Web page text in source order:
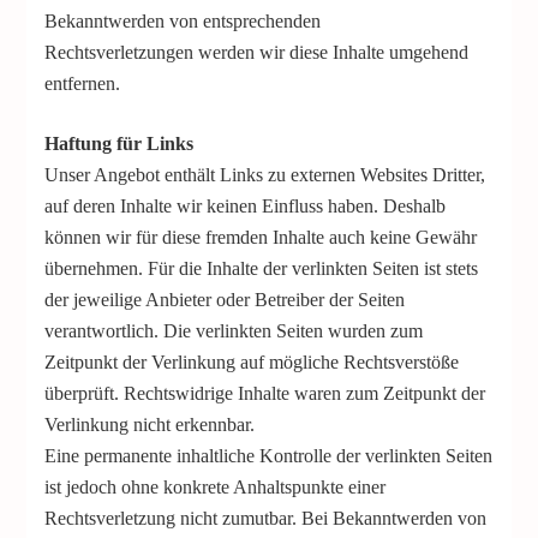
Bekanntwerden von entsprechenden
Rechtsverletzungen werden wir diese Inhalte umgehend
entfernen.
Haftung für Links
Unser Angebot enthält Links zu externen Websites Dritter,
auf deren Inhalte wir keinen Einfluss haben. Deshalb
können wir für diese fremden Inhalte auch keine Gewähr
übernehmen. Für die Inhalte der verlinkten Seiten ist stets
der jeweilige Anbieter oder Betreiber der Seiten
verantwortlich. Die verlinkten Seiten wurden zum
Zeitpunkt der Verlinkung auf mögliche Rechtsverstöße
überprüft. Rechtswidrige Inhalte waren zum Zeitpunkt der
Verlinkung nicht erkennbar.
Eine permanente inhaltliche Kontrolle der verlinkten Seiten
ist jedoch ohne konkrete Anhaltspunkte einer
Rechtsverletzung nicht zumutbar. Bei Bekanntwerden von